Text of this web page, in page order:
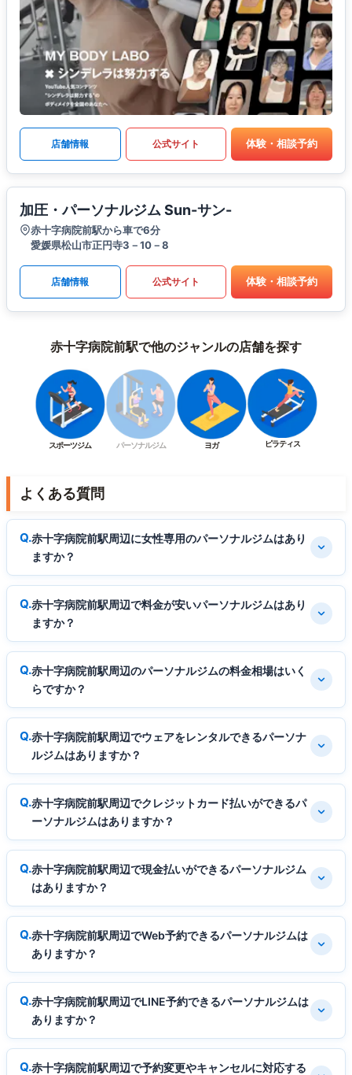
店舗情報 公式サイト 体験・相談予約
加圧・パーソナルジム Sun-サン-
赤十字病院前駅から車で6分
愛媛県松山市正円寺3－10－8
店舗情報 公式サイト 体験・相談予約
赤十字病院前駅で他のジャンルの店舗を探す
スポーツジム パーソナルジム ヨガ ピラティス
よくある質問
赤十字病院前駅周辺に女性専用のパーソナルジムはあり
ますか？
赤十字病院前駅周辺で料金が安いパーソナルジムはあり
ますか？
赤十字病院前駅周辺のパーソナルジムの料金相場はいく
らですか？
赤十字病院前駅周辺でウェアをレンタルできるパーソナ
ルジムはありますか？
赤十字病院前駅周辺でクレジットカード払いができるパ
ーソナルジムはありますか？
赤十字病院前駅周辺で現金払いができるパーソナルジム
はありますか？
赤十字病院前駅周辺でWeb予約できるパーソナルジムは
ありますか？
赤十字病院前駅周辺でLINE予約できるパーソナルジムは
ありますか？
赤十字病院前駅周辺で予約変更やキャンセルに対応する